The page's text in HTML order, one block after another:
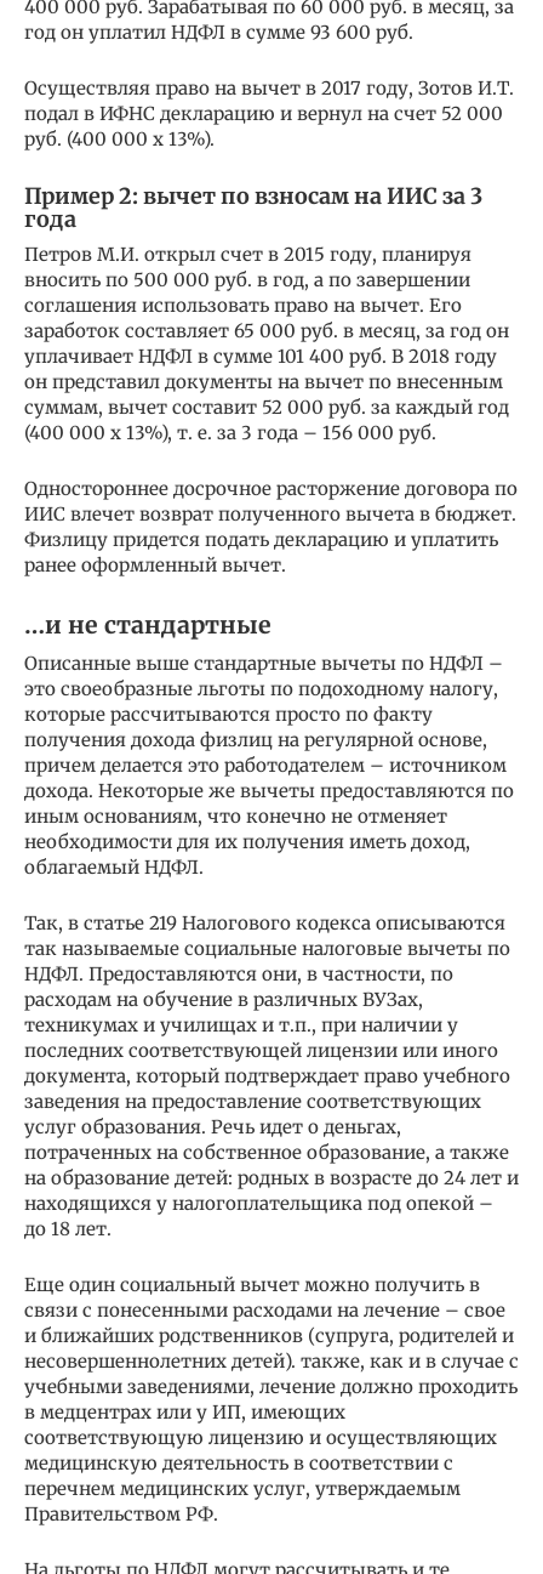
400 000 руб. Зарабатывая по 60 000 руб. в месяц, за
год он уплатил НДФЛ в сумме 93 600 руб.
Осуществляя право на вычет в 2017 году, Зотов И.Т.
подал в ИФНС декларацию и вернул на счет 52 000
руб. (400 000 х 13%).
Пример 2: вычет по взносам на ИИС за 3
года
Петров М.И. открыл счет в 2015 году, планируя
вносить по 500 000 руб. в год, а по завершении
соглашения использовать право на вычет. Его
заработок составляет 65 000 руб. в месяц, за год он
уплачивает НДФЛ в сумме 101 400 руб. В 2018 году
он представил документы на вычет по внесенным
суммам, вычет составит 52 000 руб. за каждый год
(400 000 х 13%), т. е. за 3 года – 156 000 руб.
Одностороннее досрочное расторжение договора по
ИИС влечет возврат полученного вычета в бюджет.
Физлицу придется подать декларацию и уплатить
ранее оформленный вычет.
…и не стандартные
Описанные выше стандартные вычеты по НДФЛ –
это своеобразные льготы по подоходному налогу,
которые рассчитываются просто по факту
получения дохода физлиц на регулярной основе,
причем делается это работодателем – источником
дохода. Некоторые же вычеты предоставляются по
иным основаниям, что конечно не отменяет
необходимости для их получения иметь доход,
облагаемый НДФЛ.
Так, в статье 219 Налогового кодекса описываются
так называемые социальные налоговые вычеты по
НДФЛ. Предоставляются они, в частности, по
расходам на обучение в различных ВУЗах,
техникумах и училищах и т.п., при наличии у
последних соответствующей лицензии или иного
документа, который подтверждает право учебного
заведения на предоставление соответствующих
услуг образования. Речь идет о деньгах,
потраченных на собственное образование, а также
на образование детей: родных в возрасте до 24 лет и
находящихся у налогоплательщика под опекой –
до 18 лет.
Еще один социальный вычет можно получить в
связи с понесенными расходами на лечение – свое
и ближайших родственников (супруга, родителей и
несовершеннолетних детей). также, как и в случае с
учебными заведениями, лечение должно проходить
в медцентрах или у ИП, имеющих
соответствующую лицензию и осуществляющих
медицинскую деятельность в соответствии с
перечнем медицинских услуг, утверждаемым
Правительством РФ.